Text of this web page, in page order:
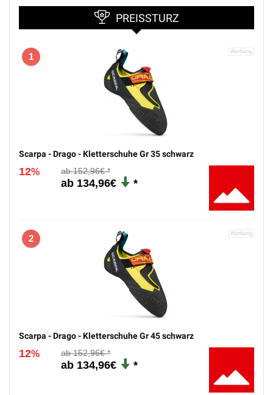
PREISSTURZ
1
Scarpa - Drago - Kletterschuhe Gr 35 schwarz
12% 152,96€
134,96€
2
Scarpa - Drago - Kletterschuhe Gr 45 schwarz
12% 152,96€
134,96€